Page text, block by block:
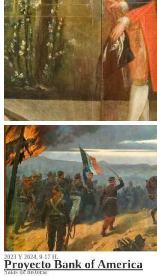
2023 Y 2024, 9-17 H.
Proyecto Bank of America
S‌alas de historia